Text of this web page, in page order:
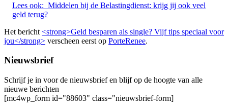
Lees ook: Middelen bij de Belastingdienst: krijg jij ook veel
geld terug?
Het bericht <strong>Geld besparen als single? Vijf tips speciaal voor
jou</strong> verscheen eerst op PorteRenee.
Nieuwsbrief
Schrijf je in voor de nieuwsbrief en blijf op de hoogte van alle
nieuwe berichten
[mc4wp_form id="88603" class="nieuwsbrief-form]